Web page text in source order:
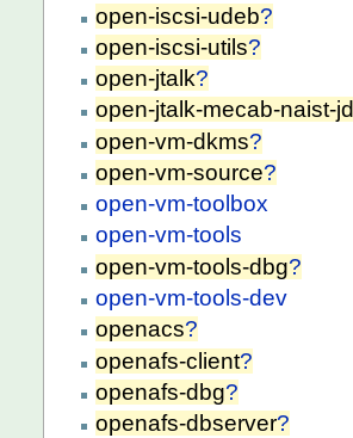
open-iscsi-udeb?
open-iscsi-utils?
open-jtalk?
open-jtalk-mecab-naist-
open-vm-dkms?
open-vm-source?
open-vm-toolbox
open-vm-tools
open-vm-tools-dbg?
open-vm-tools-dev
openacs?
openafs-client?
openafs-dbg?
openafs-dbserver?